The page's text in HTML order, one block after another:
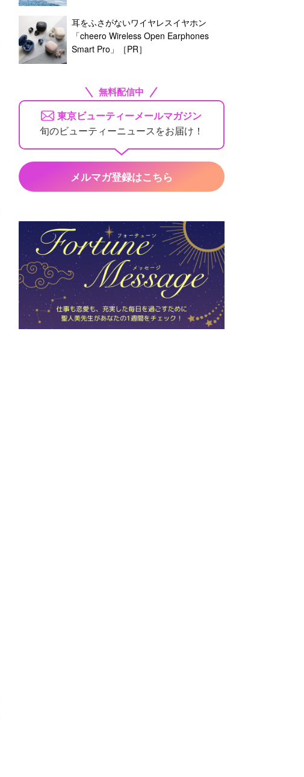
耳をふさがないワイヤレスイヤホン
「cheero Wireless Open Earphones
Smart Pro」［PR］
無料配信中
東京ビューティーメールマガジン
旬のビューティーニュースをお届け！
メルマガ登録はこちら